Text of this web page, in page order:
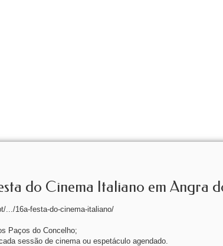
do Cinema Italiano em Angra
.../16a-festa-do-cinema-italiano/
Paços do Concelho;
sessão de cinema ou espetáculo agendado.